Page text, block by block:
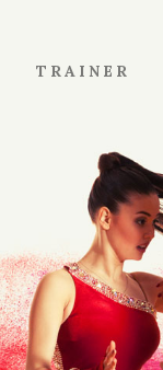
TRAINER